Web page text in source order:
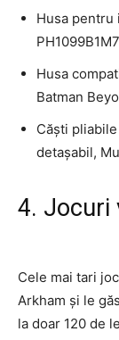
Husa pentru
Husa
Batman
Căşti
detaşabil,
4. Jocuri
Cele mai tari
Arkham şi le
la doar 120 de